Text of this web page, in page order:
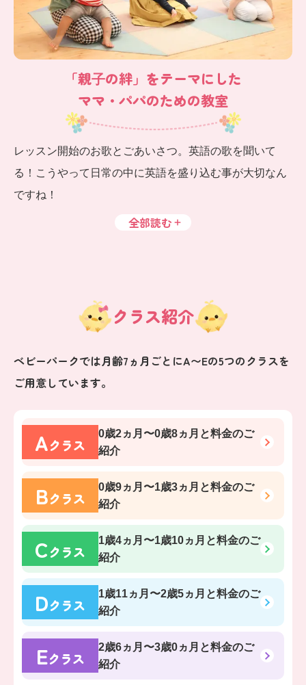
「親⼦の絆」をテーマにした
ママ・パパのための教室
レッスン開始のお歌とごあいさつ。英語の歌を聞いて
る！こうやって日常の中に英語を盛り込む事が大切なん
ですね！
全部読む
クラス紹介
ベビーパークでは月齢7ヵ月ごとにA〜Eの5つのクラスを
ご用意しています。
Aクラス
0歳2ヵ月〜0歳8ヵ月 と料金のご
紹介
Bクラス
0歳9ヵ月〜1歳3ヵ月 と料金のご
紹介
Cクラス
1歳4ヵ月〜1歳10ヵ月 と料金のご
紹介
Dクラス
1歳11ヵ月〜2歳5ヵ月 と料金のご
紹介
Eクラス
2歳6ヵ月〜3歳0ヵ月 と料金のご
紹介